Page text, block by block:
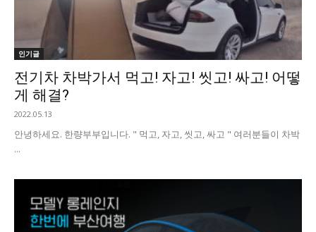
인기글
전기차 차박가서 먹고! 자고! 씻고! 싸고! 어떻
게 해결?
2022.05.13
안녕하세요. 한량부부입니다. " 먹고, 자고, 씻고, 싸고 " 여러분들이 차박
...